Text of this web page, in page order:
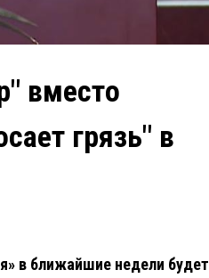
вместо
грязь" в
в ближайшие недели будет